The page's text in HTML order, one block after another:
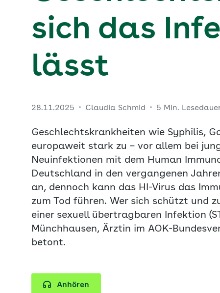
sich das
lässt
28.11.2025 Claudia Schmid 5 Min.
Geschlechtskrankheiten wie Syphilis,
europaweit stark zu – vor allem bei
Neuinfektionen mit dem Human
Deutschland in den vergangenen
an, dennoch kann das HI-Virus das
zum Tod führen. Wer sich schützt und
einer sexuell übertragbaren Infektion
Münchhausen, Ärztin im AOK-
betont.
Anhören